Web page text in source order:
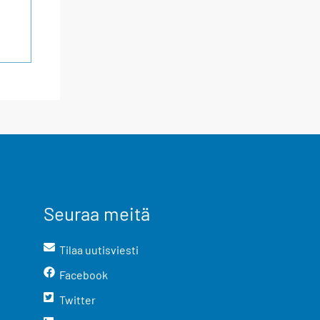
Seuraa meitä
Tilaa uutisviesti
Facebook
Twitter